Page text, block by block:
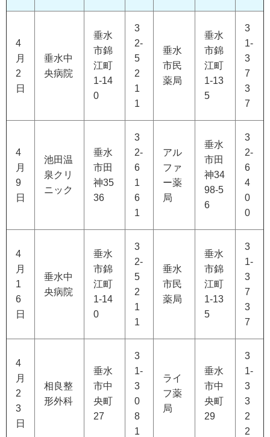
4
月
2
日
垂水中
央病院
垂水
市錦
江町
1-14
0
3
2-
5
2
1
1
垂水
市民
薬局
垂水
市錦
江町
1-13
5
3
1-
3
7
3
7
4
月
9
日
池田温
泉クリ
ニック
垂水
市田
神35
36
3
2-
6
1
6
1
アル
ファ
ー薬
局
垂水
市田
神34
98-5
6
3
2-
6
4
0
0
4
月
1
6
日
垂水中
央病院
垂水
市錦
江町
1-14
0
3
2-
5
2
1
1
垂水
市民
薬局
垂水
市錦
江町
1-13
5
3
1-
3
7
3
7
4
月
2
3
日
相良整
形外科
垂水
市中
央町
27
3
1-
3
0
8
1
ライ
フ薬
局
垂水
市中
央町
29
3
1-
3
3
2
2